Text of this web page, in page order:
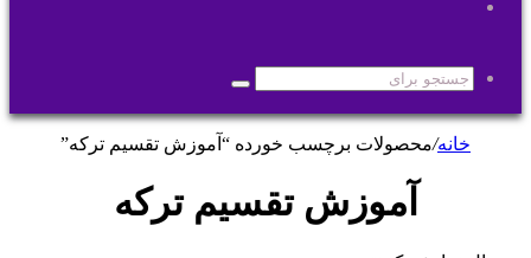
پوسته
جستجو
برای
خانه/محصولات برچسب خورده “آموزش تقسیم ترکه”
آموزش تقسیم ترکه